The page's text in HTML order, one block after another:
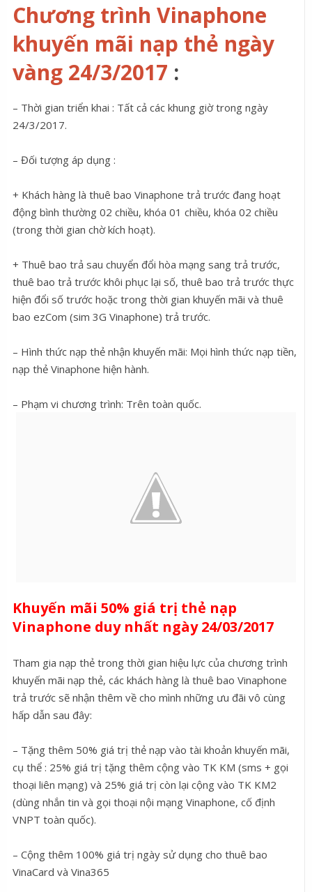
Chương trình Vinaphone
khuyến mãi nạp thẻ ngày
vàng 24/3/2017 :
– Thời gian triển khai : Tất cả các khung giờ trong ngày
24/3/2017.
– Đối tượng áp dụng :
+ Khách hàng là thuê bao Vinaphone trả trước đang hoạt
động bình thường 02 chiều, khóa 01 chiều, khóa 02 chiều
(trong thời gian chờ kích hoạt).
+ Thuê bao trả sau chuyển đổi hòa mạng sang trả trước,
thuê bao trả trước khôi phục lại số, thuê bao trả trước thực
hiện đổi số trước hoặc trong thời gian khuyến mãi và thuê
bao ezCom (sim 3G Vinaphone) trả trước.
– Hình thức nạp thẻ nhận khuyến mãi: Mọi hình thức nạp tiền,
nạp thẻ Vinaphone hiện hành.
– Phạm vi chương trình: Trên toàn quốc.
Khuyến mãi 50% giá trị thẻ nạp
Vinaphone duy nhất ngày 24/03/2017
Tham gia nạp thẻ trong thời gian hiệu lực của chương trình
khuyến mãi nạp thẻ, các khách hàng là thuê bao Vinaphone
trả trước sẽ nhận thêm về cho mình những ưu đãi vô cùng
hấp dẫn sau đây:
– Tặng thêm 50% giá trị thẻ nạp vào tài khoản khuyến mãi,
cụ thể : 25% giá trị tặng thêm cộng vào TK KM (sms + gọi
thoại liên mạng) và 25% giá trị còn lại cộng vào TK KM2
(dùng nhắn tin và gọi thoại nội mạng Vinaphone, cố định
VNPT toàn quốc).
– Cộng thêm 100% giá trị ngày sử dụng cho thuê bao
VinaCard và Vina365